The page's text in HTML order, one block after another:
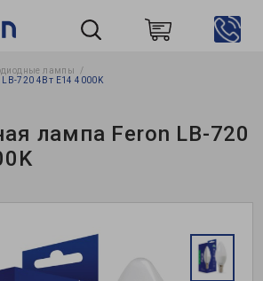
лампы
720 4Вт E14 4000K
лампа Feron LB-720